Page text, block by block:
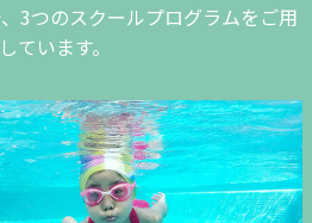
3つのスクールプログラムをご用
ています。